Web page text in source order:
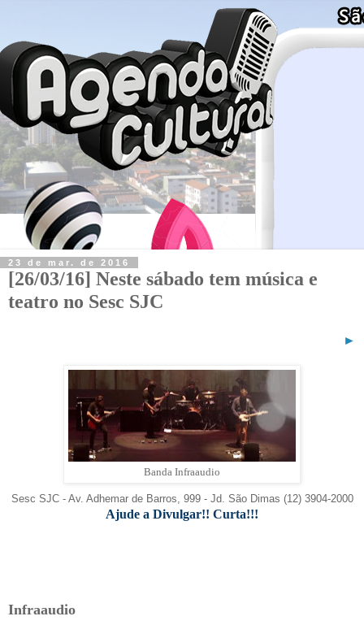
23 de mar. de 2016
[26/03/16] Neste sábado tem música e
teatro no Sesc SJC
►
Banda Infraaudio
Sesc SJC - Av. Adhemar de Barros, 999 - Jd. São Dimas (12) 3904-2000
Ajude a Divulgar!! Curta!!!
Infraaudio